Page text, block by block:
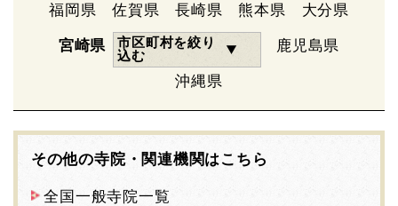
福岡県 佐賀県 長崎県 熊本県 大分県
宮崎県
市区町村を絞り
込む
鹿児島県
沖縄県
その他の寺院・関連機関はこちら
全国一般寺院一覧